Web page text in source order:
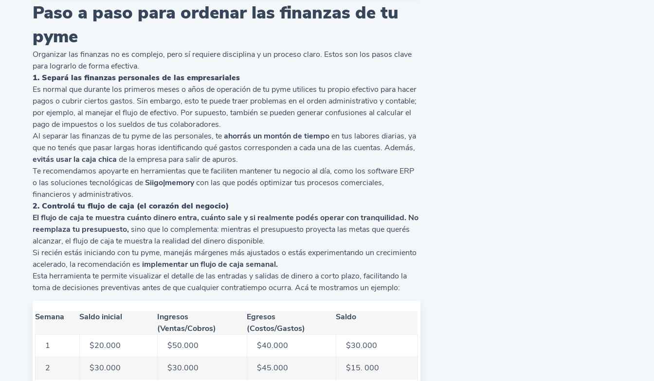
Paso a paso para ordenar las finanzas de tu
pyme
Organizar las finanzas no es complejo, pero sí requiere disciplina y un proceso claro. Estos son los pasos clave
para lograrlo de forma efectiva.
1. Separá las finanzas personales de las empresariales
Es normal que durante los primeros meses o años de operación de tu pyme utilices tu propio efectivo para hacer
pagos o cubrir ciertos gastos. Sin embargo, esto te puede traer problemas en el orden administrativo y contable;
por ejemplo, al manejar el flujo de efectivo. Por supuesto, también se pueden generar confusiones al calcular el
pago de impuestos o los sueldos de tus colaboradores.
Al separar las finanzas de tu pyme de las personales, teahorrás un montón de tiempoen tus labores diarias, ya
que no tenés que pasar largas horas identificando qué gastos corresponden a cada una de las cuentas. Además,
evitás usar la caja chica de la empresa para salir de apuros.
Te recomendamos apoyarte en herramientas que te faciliten mantener tu negocio al día, como lossoftware ERP
o las soluciones tecnológicas deSiigo|memorycon las que podés optimizar tus procesos comerciales,
financieros y administrativos.
2. Controlá tu flujo de caja (el corazón del negocio)
El flujo de caja te muestra cuánto dinero entra, cuánto sale y si realmente podés operar con tranquilidad. No
reemplaza tu presupuesto, sino que lo complementa: mientras el presupuesto proyecta las metas que querés
alcanzar, el flujo de caja te muestra la realidad del dinero disponible.
Si recién estás iniciando con tu pyme, manejás márgenes más ajustados o estás experimentando un crecimiento
acelerado, la recomendación es implementar un flujo de caja semanal.
Esta herramienta te permite visualizar el detalle de las entradas y salidas de dinero a corto plazo, facilitando la
toma de decisiones preventivas antes de que cualquier contratiempo ocurra. Acá te mostramos un ejemplo:
Semana Saldo inicial
Ingresos
(Ventas/Cobros)
Egresos
(Costos/Gastos)
Saldo
1 $20.000 $50.000 $40.000 $30.000
2 $30.000 $30.000 $45.000 $15. 000